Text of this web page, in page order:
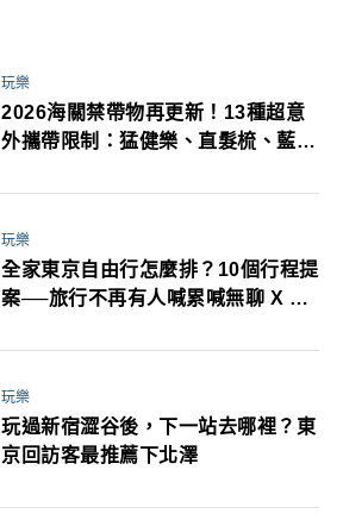
玩樂
2026海關禁帶物再更新！13種超意
外攜帶限制：猛健樂、直髮梳、藍牙
萬！注意事項一次看！
玩樂
全家東京自由行怎麼排？10個行程提
案──旅行不再有人喊累喊無聊 X 爸
玩樂
玩過新宿澀谷後，下一站去哪裡？東
京回訪客最推薦下北澤